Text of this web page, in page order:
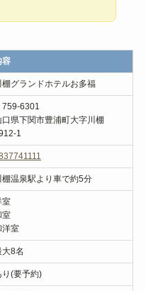
容
棚グランドホテルお多福
759-6301
口県下関市豊浦町大字川棚
棚温泉駅より車で約5分
室
室
洋室
大8名
り(要予約)